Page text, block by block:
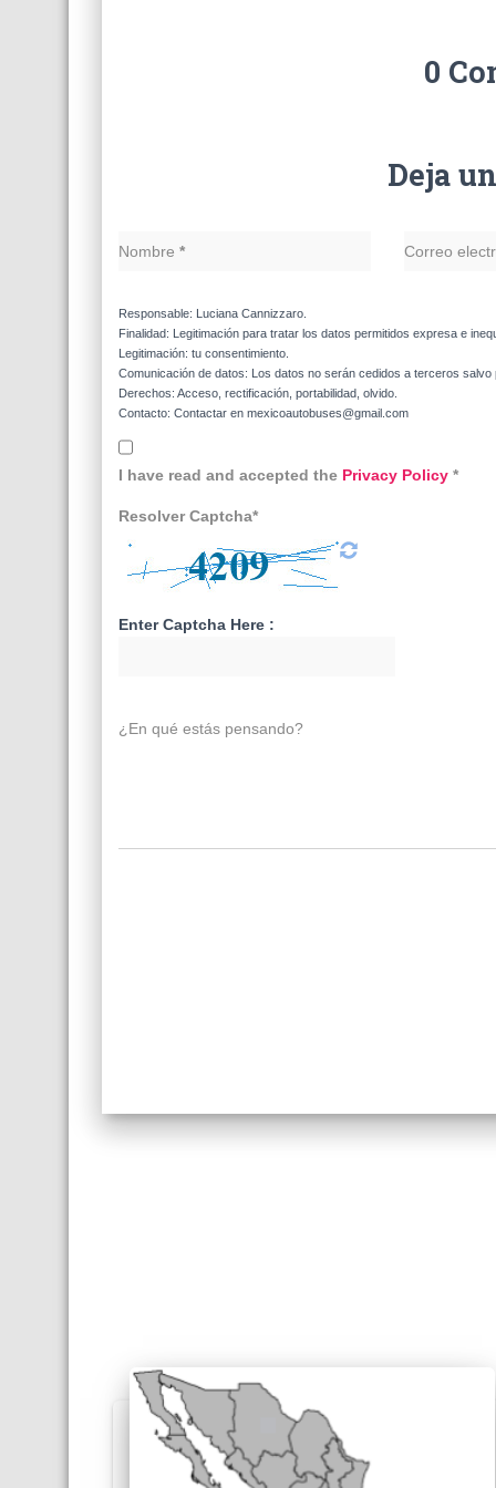
0
Deja
Nombre * Correo
Responsable: Luciana Cannizzaro.
Finalidad: Legitimación para tratar los datos permitidos expresa e
Legitimación: tu consentimiento.
Comunicación de datos: Los datos no serán cedidos a terceros salvo
Derechos: Acceso, rectificación, portabilidad, olvido.
Contacto: Contactar en mexicoautobuses@gmail.com
I have read and accepted the Privacy Policy *
Resolver Captcha*
Enter Captcha Here :
¿En qué estás pensando?